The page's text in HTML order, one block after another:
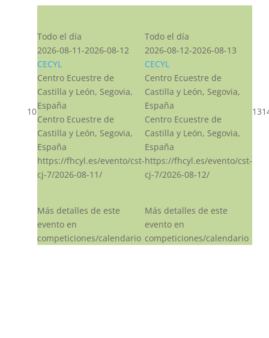
10
Todo el día
2026-08-11-2026-08-12
CECYL
Centro Ecuestre de
Castilla y León, Segovia,
España
Centro Ecuestre de
Castilla y León, Segovia,
España
https://fhcyl.es/evento/cst-
cj-7/2026-08-11/
Más detalles de este
evento en
competiciones/calendario
Todo el día
2026-08-12-2026-08-13
CECYL
Centro Ecuestre de
Castilla y León, Segovia,
España
Centro Ecuestre de
Castilla y León, Segovia,
España
https://fhcyl.es/evento/cst-
cj-7/2026-08-12/
Más detalles de este
evento en
competiciones/calendario
13